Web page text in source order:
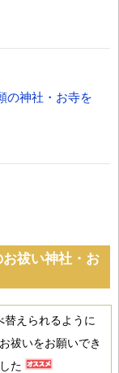
の神社・お寺を
祓い神社・お
替えられるように
祓いをお願いでき
た